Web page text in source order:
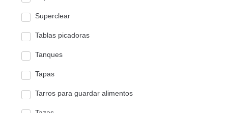
Superclear
Tablas picadoras
Tanques
Tapas
Tarros para guardar alimentos